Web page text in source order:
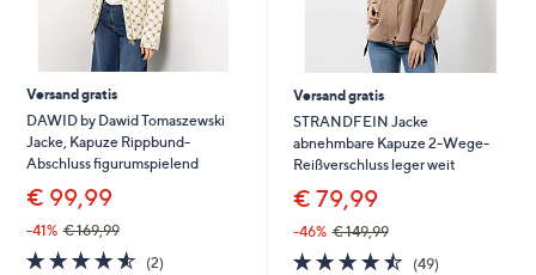
Versand gratis
DAWID by Dawid Tomaszewski
Jacke, Kapuze Rippbund-
Abschluss figurumspielend
€ 99,99
-41% € 169,99
4.5
(2)
Versand gratis
STRANDFEIN Jacke
abnehmbare Kapuze 2-Wege-
Reißverschluss leger weit
€ 79,99
-46% € 149,99
4.4
(49)